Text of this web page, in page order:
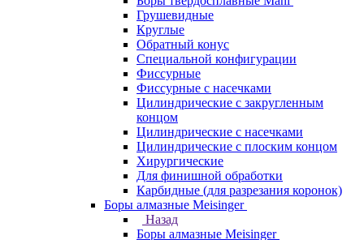
Грушевидные
Круглые
Обратный конус
Специальной конфигурации
Фиссурные
Фиссурные с насечками
Цилиндрические с закругленным
концом
Цилиндрические с насечками
Цилиндрические с плоским концом
Хирургические
Для финишной обработки
Карбидные (для разрезания коронок)
Боры алмазные Meisinger
Назад
Боры алмазные Meisinger